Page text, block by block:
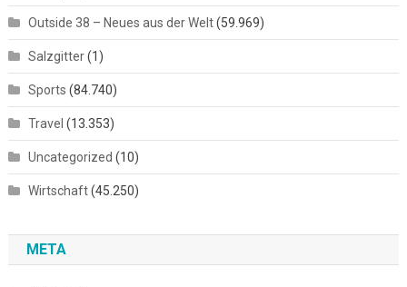
Outside 38 – Neues aus der Welt(59.969)
Salzgitter(1)
Sports (84.740)
Travel (13.353)
Uncategorized (10)
Wirtschaft(45.250)
META